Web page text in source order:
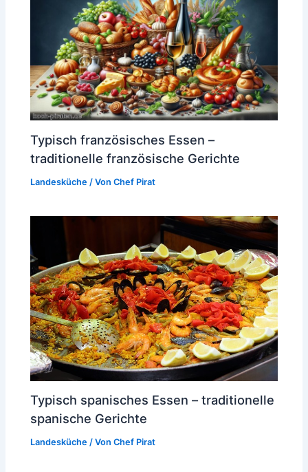
Typisch französisches Essen –
traditionelle französische Gerichte
Landesküche / VonChef Pirat
Typisch spanisches Essen – traditionelle
spanische Gerichte
Landesküche / VonChef Pirat